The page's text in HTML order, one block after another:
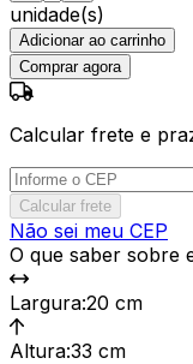
unidade(s)
Adicionar ao carrinho
Comprar agora
Calcular frete e
Calcular frete
Não sei meu CEP
O que saber sobre
Largura:20 cm
Altura:33 cm